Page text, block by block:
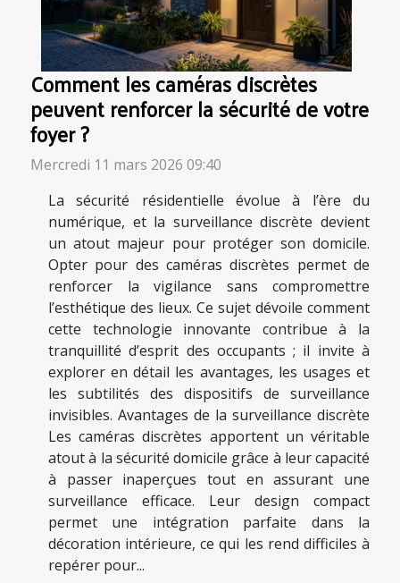
Comment les caméras discrètes
peuvent renforcer la sécurité de votre
foyer ?
Mercredi 11 mars 2026 09:40
La sécurité résidentielle évolue à l’ère du
numérique, et la surveillance discrète devient
un atout majeur pour protéger son domicile.
Opter pour des caméras discrètes permet de
renforcer la vigilance sans compromettre
l’esthétique des lieux. Ce sujet dévoile comment
cette technologie innovante contribue à la
tranquillité d’esprit des occupants ; il invite à
explorer en détail les avantages, les usages et
les subtilités des dispositifs de surveillance
invisibles. Avantages de la surveillance discrète
Les caméras discrètes apportent un véritable
atout à la sécurité domicile grâce à leur capacité
à passer inaperçues tout en assurant une
surveillance efficace. Leur design compact
permet une intégration parfaite dans la
décoration intérieure, ce qui les rend difficiles à
repérer pour...